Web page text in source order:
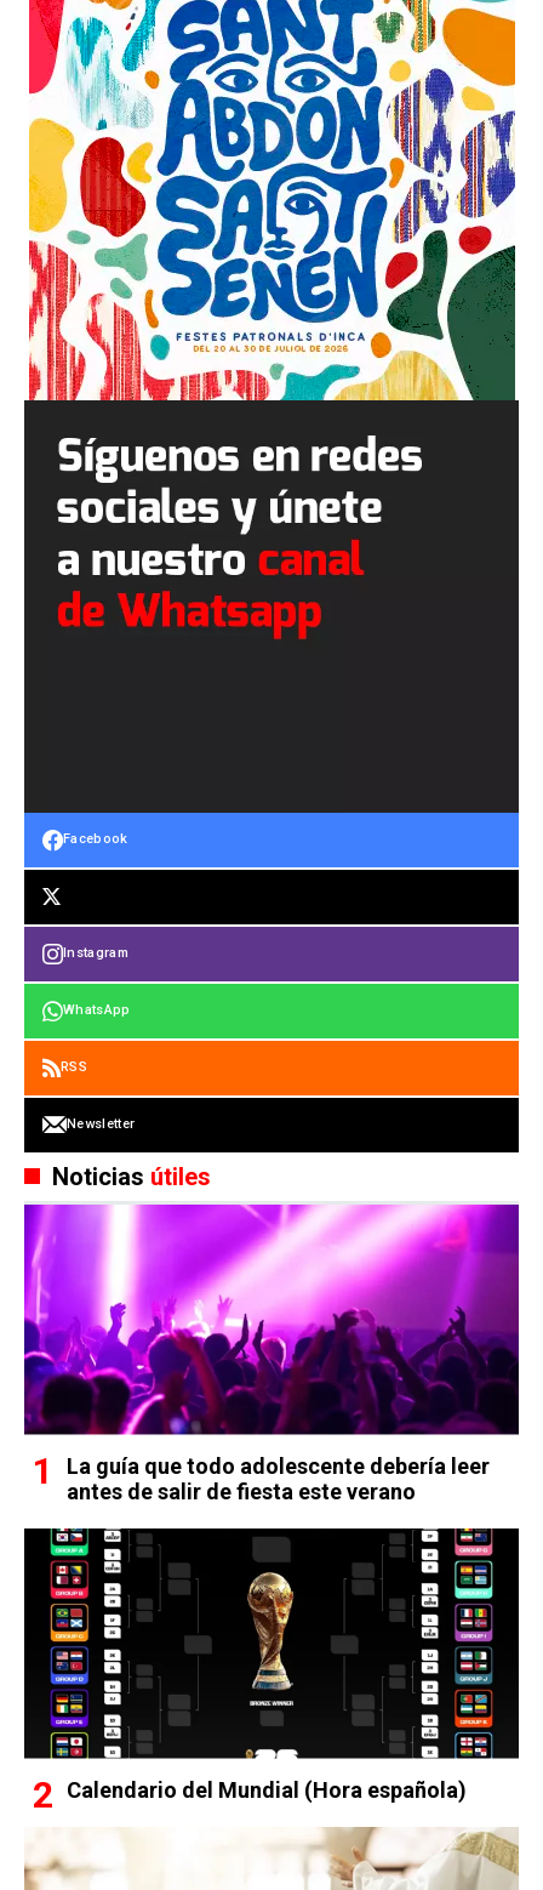
Facebook
Instagram
WhatsApp
RSS
Newsletter
Noticias útiles
La guía que todo adolescente debería leer
antes de salir de fiesta este verano
Calendario del Mundial (Hora española)